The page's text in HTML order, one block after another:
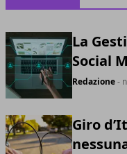
La
Social
Redazione-
Giro